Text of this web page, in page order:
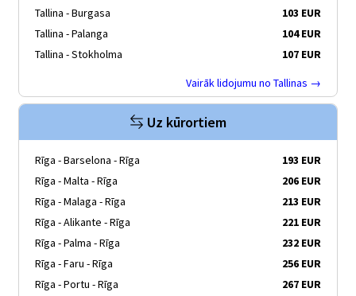
Tallina - Burgasa
103 EUR
Tallina - Palanga
104 EUR
Tallina - Stokholma
107 EUR
Vairāk lidojumu no Tallinas →
Uz kūrortiem
Rīga - Barselona - Rīga
193 EUR
Rīga - Malta - Rīga
206 EUR
Rīga - Malaga - Rīga
213 EUR
Rīga - Alikante - Rīga
221 EUR
Rīga - Palma - Rīga
232 EUR
Rīga - Faru - Rīga
256 EUR
Rīga - Portu - Rīga
267 EUR